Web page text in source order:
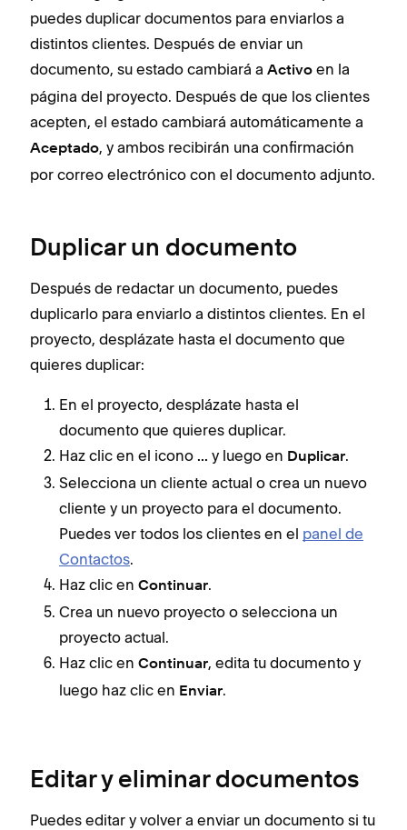
puedes duplicar documentos para enviarlos a
distintos clientes. Después de enviar un
documento, su estado cambiará a Activo en la
página del proyecto. Después de que los clientes
acepten, el estado cambiará automáticamente a
Aceptado, y ambos recibirán una confirmación
por correo electrónico con el documento adjunto.
Duplicar un documento
Después de redactar un documento, puedes
duplicarlo para enviarlo a distintos clientes. En el
proyecto, desplázate hasta el documento que
quieres duplicar:
En el proyecto, desplázate hasta el
documento que quieres duplicar.
Haz clic en el icono ... y luego en Duplicar.
Selecciona un cliente actual o crea un nuevo
cliente y un proyecto para el documento.
Puedes ver todos los clientes en el panel de
Contactos.
Haz clic en Continuar.
Crea un nuevo proyecto o selecciona un
proyecto actual.
Haz clic en Continuar, edita tu documento y
luego haz clic en Enviar.
Editar y eliminar documentos
Puedes editar y volver a enviar un documento si tu